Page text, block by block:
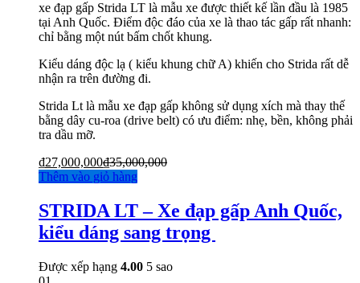
xe đạp gấp Strida LT là mẫu xe được thiết kế lần đầu là 1985
tại Anh Quốc. Điểm độc đáo của xe là thao tác gấp rất nhanh:
chỉ bằng một nút bấm chốt khung.
Kiểu dáng độc lạ ( kiểu khung chữ A) khiến cho Strida rất dễ
nhận ra trên đường đi.
Strida Lt là mẫu xe đạp gấp không sử dụng xích mà thay thế
bằng dây cu-roa (drive belt) có ưu điểm: nhẹ, bền, không phải
tra dầu mỡ.
₫27,000,000₫35,000,000
Thêm vào giỏ hàng
STRIDA LT – Xe đạp gấp Anh Quốc,
kiểu dáng sang trọng
Được xếp hạng 4.00 5 sao